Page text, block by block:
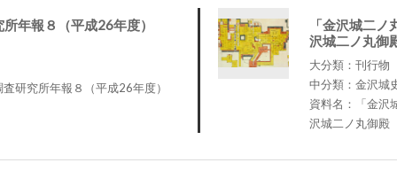
年報８（平成26年度）
研究所年報８（平成26年度）
「金沢城二
沢城二ノ丸御
大分類：刊行物
中分類：金沢城
資料名：「金沢
沢城二ノ丸御殿